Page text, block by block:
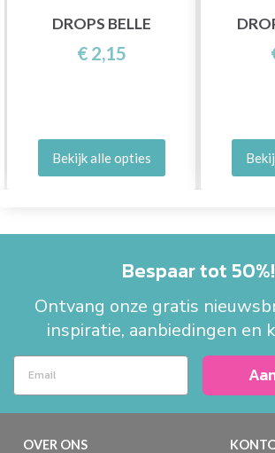
DROPS BELLE
€ 2,15
Bekijk alle opties
Bespaar tot 50%!
Ontvang onze gratis
inspiratie, aanbiedingen en
OVER ONS